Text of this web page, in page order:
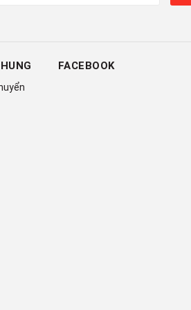
FACEBOOK